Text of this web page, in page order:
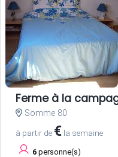
Ferme à la
Somme 80
à partir de € la semaine
6 personne(s)